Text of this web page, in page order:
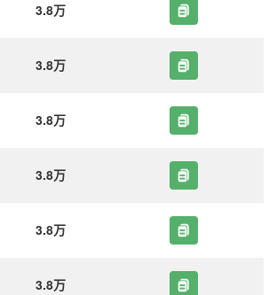
3.8万
3.8万
3.8万
3.8万
3.8万
3.8万